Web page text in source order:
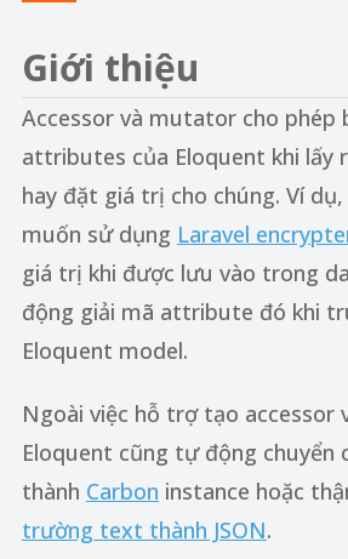
Giới thiệu
Accessor và mutator cho phép
attributes của Eloquent khi lấy
hay đặt giá trị cho chúng. Ví
muốn sử dụng Laravel
giá trị khi được lưu vào trong
động giải mã attribute đó khi
Eloquent model.
Ngoài việc hỗ trợ tạo accessor
Eloquent cũng tự động chuyển
thành Carbon instance hoặc
trường text thành JSON.